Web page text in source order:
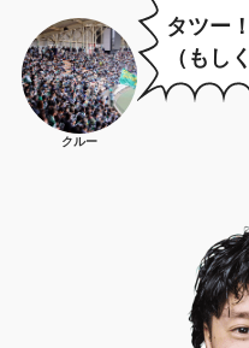
クルー
タツー
（もし